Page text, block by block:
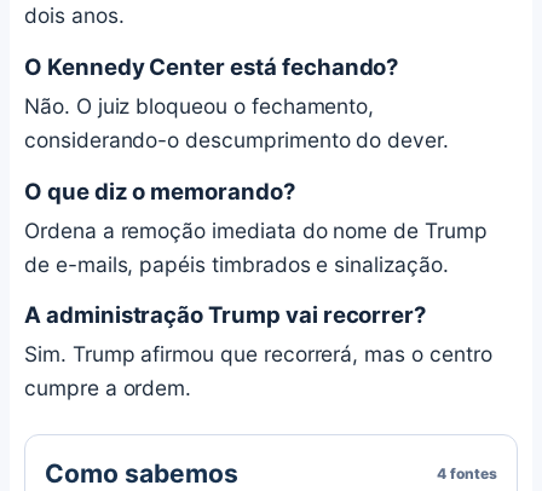
dois anos.
O Kennedy Center está fechando?
Não. O juiz bloqueou o fechamento,
considerando-o descumprimento do dever.
O que diz o memorando?
Ordena a remoção imediata do nome de Trump
de e-mails, papéis timbrados e sinalização.
A administração Trump vai recorrer?
Sim. Trump afirmou que recorrerá, mas o centro
cumpre a ordem.
Como sabemos 4 fontes